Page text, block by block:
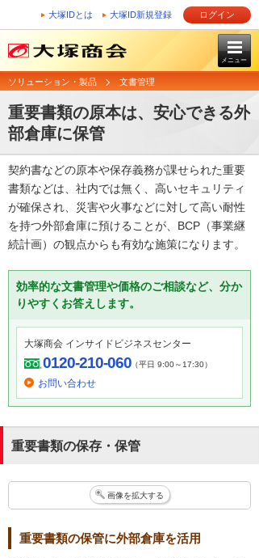
大塚IDとは 大塚ID新規登録 ログイン
メニュー
ソリューション・製品 文書管理
重要書類の原本は、安心できる外
部倉庫に保管
契約書などの原本や保存義務が課せられた重要
書類などは、社内では無く、高いセキュリティ
が確保され、災害や火事などに対して高い耐性
を持つ外部倉庫に預けることが、BCP（事業継
続計画）の観点からも有効な施策になります。
効率的な文書管理や価格のご相談など、分か
りやすくお答えします。
大塚商会 インサイドビジネスセンター
0120-210-060（平日 9:00～17:30）
お問い合わせ
重要書類の保存・保管
画像を拡大する
重要書類の保管に外部倉庫を活用